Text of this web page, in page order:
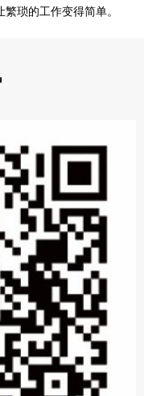
琐的工作变得简单。